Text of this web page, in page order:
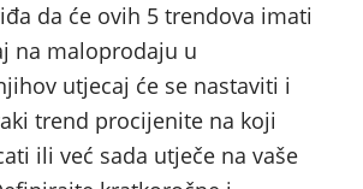
da će ovih 5 trendova imati
na maloprodaju u
utjecaj će se nastaviti i
trend procijenite na koji
ili već sada utječe na vaše